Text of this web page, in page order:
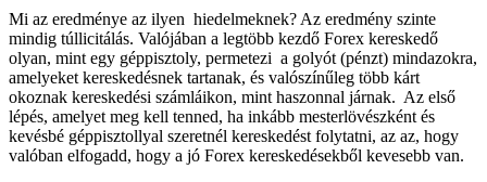
Mi az eredménye az ilyen hiedelmeknek? Az eredmény szinte
mindig túllicitálás. Valójában a legtöbb kezdő Forex kereskedő
olyan, mint egy géppisztoly, permetezi a golyót (pénzt) mindazokra,
amelyeket kereskedésnek tartanak, és valószínűleg több kárt
okoznak kereskedési számláikon, mint haszonnal járnak. Az első
lépés, amelyet meg kell tenned, ha inkább mesterlövészként és
kevésbé géppisztollyal szeretnél kereskedést folytatni, az az, hogy
valóban elfogadd, hogy a jó Forex kereskedésekből kevesebb van.